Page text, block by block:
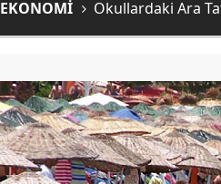
EKONOMİ Okullardaki Ara